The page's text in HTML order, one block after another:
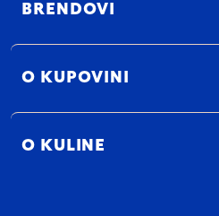
BRENDOVI
O KUPOVINI
O KULINE